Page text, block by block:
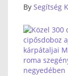
By Segítség